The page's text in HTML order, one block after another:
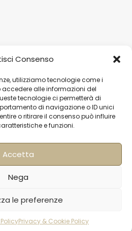
Consenso
utilizziamo tecnologie come i
alle informazioni del
tecnologie ci permetterà di
di navigazione o ID unici
o ritirare il consenso può influire
e funzioni.
Accetta
Nega
le preferenze
Privacy & Cookie Policy